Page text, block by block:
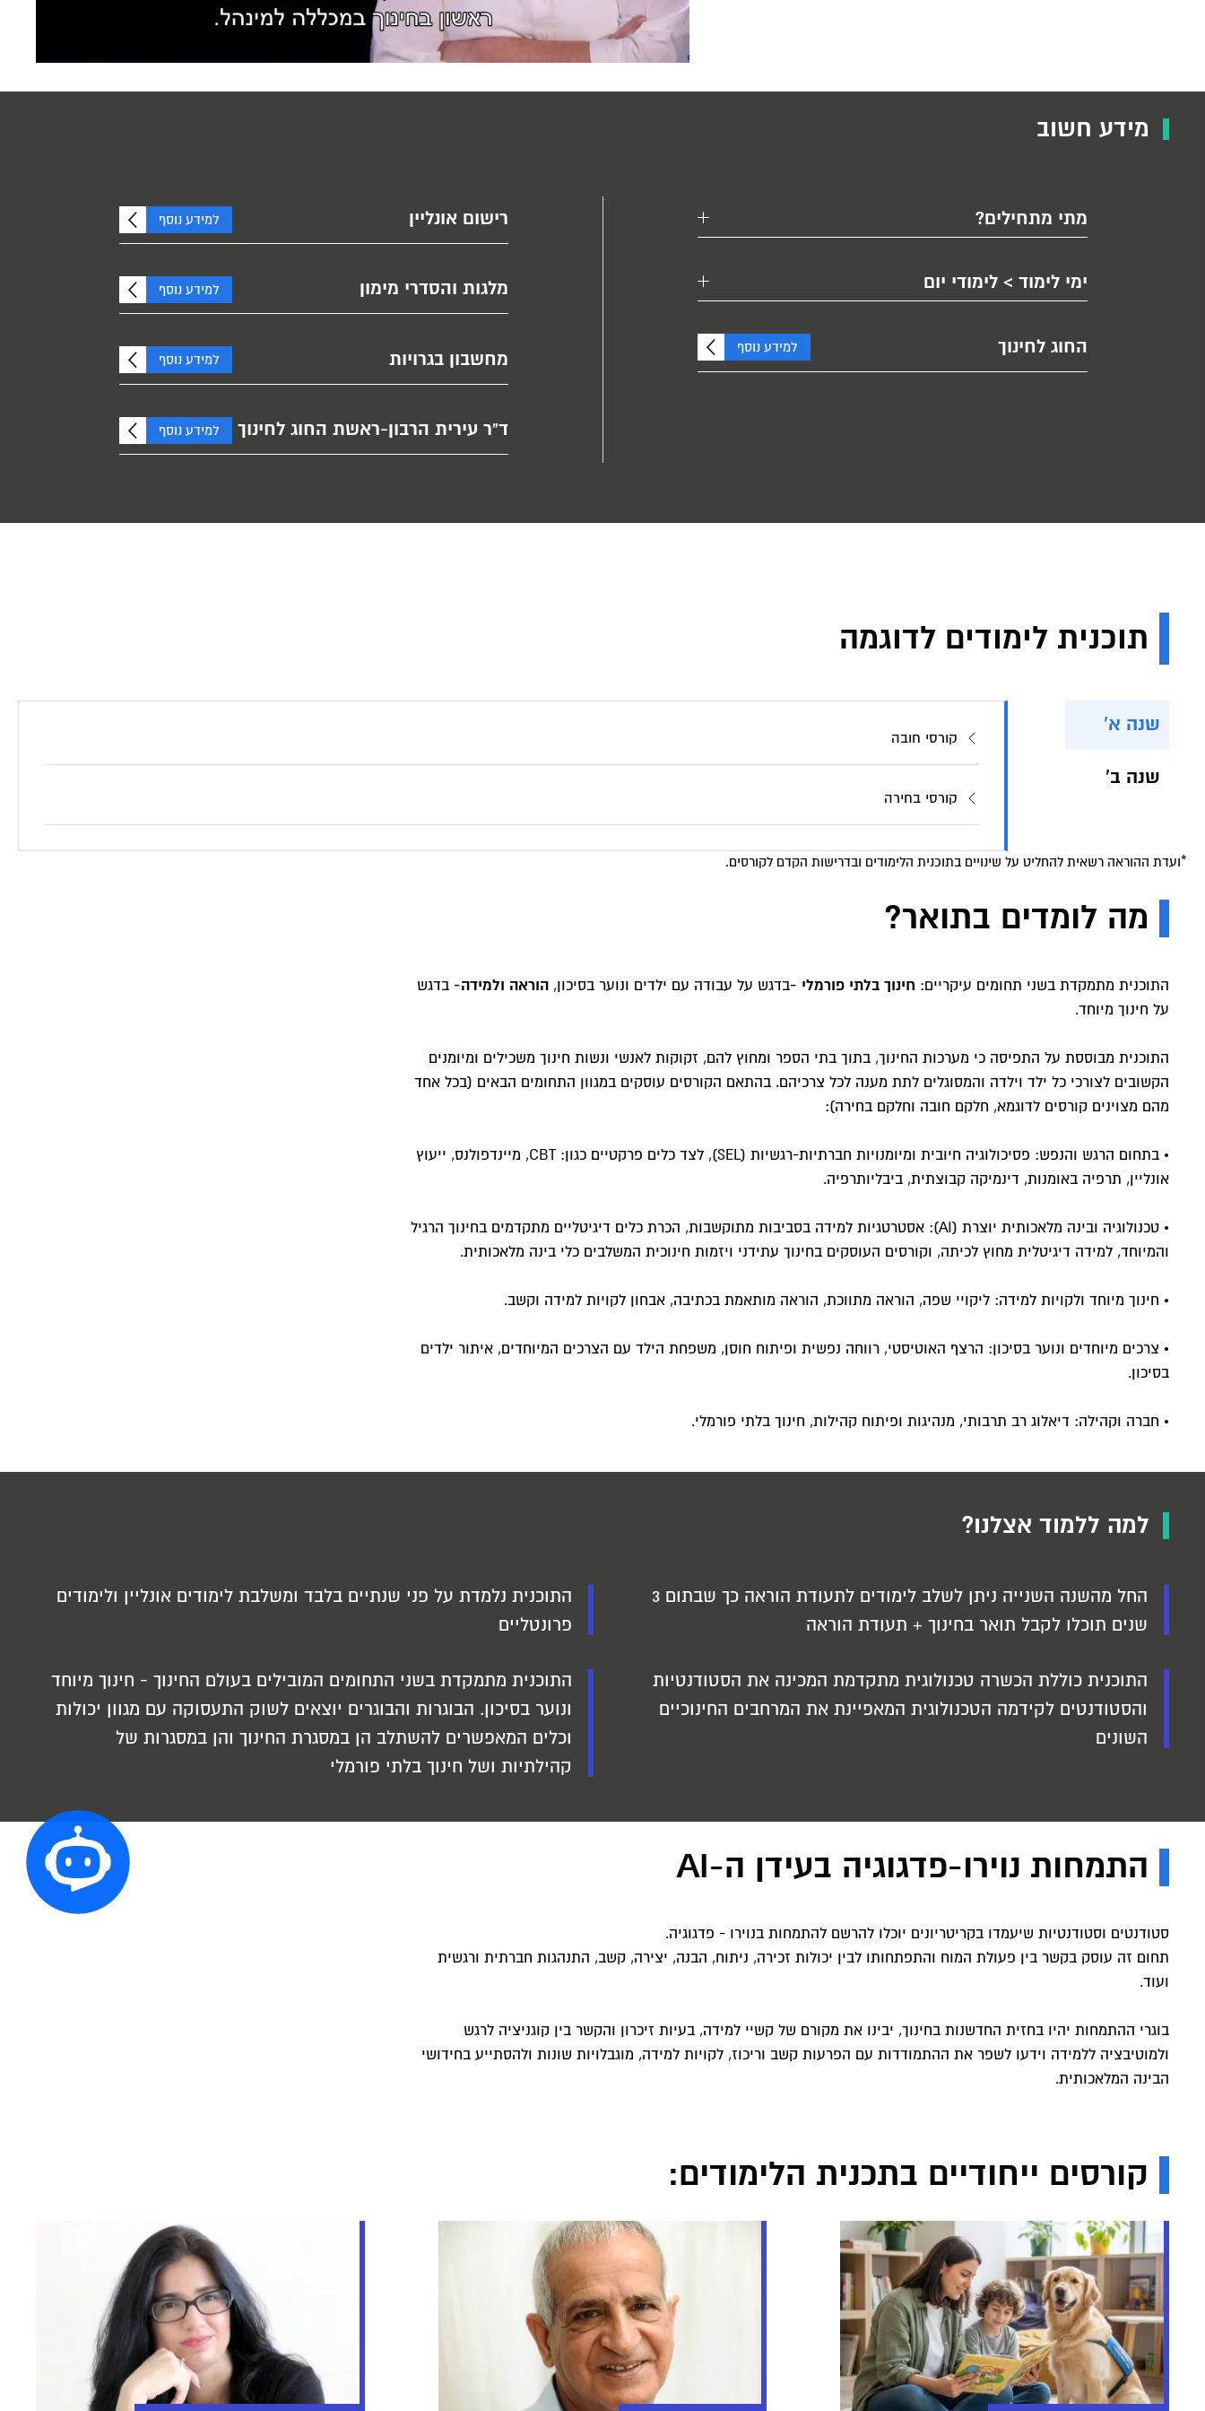
מידע חשוב
מתי מתחילים?
ימי לימוד > לימודי יום
החוג לחינוך למידע נוסף
רישום אונליין למידע נוסף
מלגות והסדרי מימון למידע נוסף
מחשבון בגרויות למידע נוסף
ד"ר עירית הרבון-ראשת החוג לחינוך למידע נוסף
תוכנית לימודים לדוגמה
שנה א'
שנה ב'
קורסי חובה
קורסי בחירה
*ועדת ההוראה רשאית להחליט על שינויים בתוכנית הלימודים ובדרישות הקדם לקורסים.
מה לומדים בתואר?
התוכנית מתמקדת בשני תחומים עיקריים: חינוך בלתי פורמלי -בדגש על עבודה עם ילדים ונוער בסיכון, הוראה ולמידה- בדגש
על חינוך מיוחד.
התוכנית מבוססת על התפיסה כי מערכות החינוך, בתוך בתי הספר ומחוץ להם, זקוקות לאנשי ונשות חינוך משכילים ומיומנים
הקשובים לצורכי כל ילד וילדה והמסוגלים לתת מענה לכל צרכיהם. בהתאם הקורסים עוסקים במגוון התחומים הבאים (בכל אחד
מהם מצוינים קורסים לדוגמא, חלקם חובה וחלקם בחירה):
• בתחום הרגש והנפש: פסיכולוגיה חיובית ומיומנויות חברתיות-רגשיות (SEL), לצד כלים פרקטיים כגון: CBT, מיינדפולנס, ייעוץ
אונליין, תרפיה באומנות, דינמיקה קבוצתית, ביבליותרפיה.
• טכנולוגיה ובינה מלאכותית יוצרת (AI): אסטרטגיות למידה בסביבות מתוקשבות, הכרת כלים דיגיטליים מתקדמים בחינוך הרגיל
והמיוחד, למידה דיגיטלית מחוץ לכיתה, וקורסים העוסקים בחינוך עתידני ויזמות חינוכית המשלבים כלי בינה מלאכותית.
• חינוך מיוחד ולקויות למידה: ליקויי שפה, הוראה מתווכת, הוראה מותאמת בכתיבה, אבחון לקויות למידה וקשב.
• צרכים מיוחדים ונוער בסיכון: הרצף האוטיסטי, רווחה נפשית ופיתוח חוסן, משפחת הילד עם הצרכים המיוחדים, איתור ילדים
בסיכון.
• חברה וקהילה: דיאלוג רב תרבותי, מנהיגות ופיתוח קהילות, חינוך בלתי פורמלי.
למה ללמוד אצלנו?
החל מהשנה השנייה ניתן לשלב לימודים לתעודת הוראה כך שבתום 3
שנים תוכלו לקבל תואר בחינוך + תעודת הוראה
התוכנית נלמדת על פני שנתיים בלבד ומשלבת לימודים אונליין ולימודים
פרונטליים
התוכנית כוללת הכשרה טכנולוגית מתקדמת המכינה את הסטודנטיות
והסטודנטים לקידמה הטכנולוגית המאפיינת את המרחבים החינוכיים
השונים
התוכנית מתמקדת בשני התחומים המובילים בעולם החינוך - חינוך מיוחד
ונוער בסיכון. הבוגרות והבוגרים יוצאים לשוק התעסוקה עם מגוון יכולות
וכלים המאפשרים להשתלב הן במסגרת החינוך והן במסגרות של
קהילתיות ושל חינוך בלתי פורמלי
התמחות נוירו-פדגוגיה בעידן ה-AI
סטודנטים וסטודנטיות שיעמדו בקריטריונים יוכלו להרשם להתמחות בנוירו - פדגוגיה.
תחום זה עוסק בקשר בין פעולת המוח והתפתחותו לבין יכולות זכירה, ניתוח, הבנה, יצירה, קשב, התנהגות חברתית ורגשית
ועוד.
בוגרי ההתמחות יהיו בחזית החדשנות בחינוך, יבינו את מקורם של קשיי למידה, בעיות זיכרון והקשר בין קוגניציה לרגש
ולמוטיבציה ללמידה וידעו לשפר את ההתמודדות עם הפרעות קשב וריכוז, לקויות למידה, מוגבלויות שונות ולהסתייע בחידושי
הבינה המלאכותית.
קורסים ייחודיים בתכנית הלימודים: